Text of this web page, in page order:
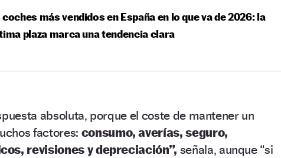
más vendidos en España en lo que va de 2026: la
plaza marca una tendencia clara
absoluta, porque el coste de mantener un
factores: consumo, averías, seguro,
revisiones y depreciación”, señala, aunque “si